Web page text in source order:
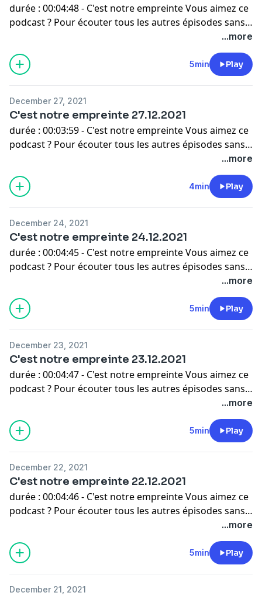
durée : 00:04:48 - C'est notre empreinte Vous aimez ce
podcast ? Pour écouter tous les autres épisodes sans
...more
5min Play
December 27, 2021
C'est notre empreinte 27.12.2021
durée : 00:03:59 - C'est notre empreinte Vous aimez ce
podcast ? Pour écouter tous les autres épisodes sans
...more
4min Play
December 24, 2021
C'est notre empreinte 24.12.2021
durée : 00:04:45 - C'est notre empreinte Vous aimez ce
podcast ? Pour écouter tous les autres épisodes sans
...more
5min Play
December 23, 2021
C'est notre empreinte 23.12.2021
durée : 00:04:47 - C'est notre empreinte Vous aimez ce
podcast ? Pour écouter tous les autres épisodes sans
...more
5min Play
December 22, 2021
C'est notre empreinte 22.12.2021
durée : 00:04:46 - C'est notre empreinte Vous aimez ce
podcast ? Pour écouter tous les autres épisodes sans
...more
5min Play
December 21, 2021